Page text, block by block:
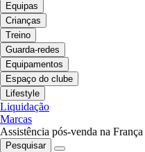
Equipas
Crianças
Treino
Guarda-redes
Equipamentos
Espaço do clube
Lifestyle
Liquidação
Marcas
Assistência pós-venda na França
Pesquisar